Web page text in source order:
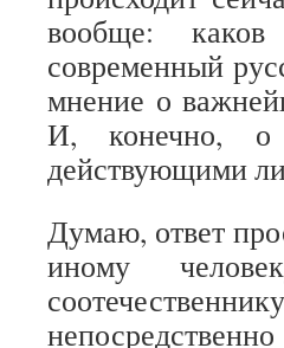
вообще:
современный
мнение о
И, конечно, о
действующими
Думаю, ответ
иному